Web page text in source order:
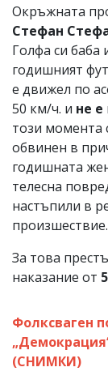
сигнализирайте
Окръжната
Стефан
Голфа си баба
годишният
е движел по
50 км/ч. и не е
този момента
обвинен в
годишната
телесна
настъпили в
произшествие.
За това
наказание от
Фолксваген
(СНИМКИ)